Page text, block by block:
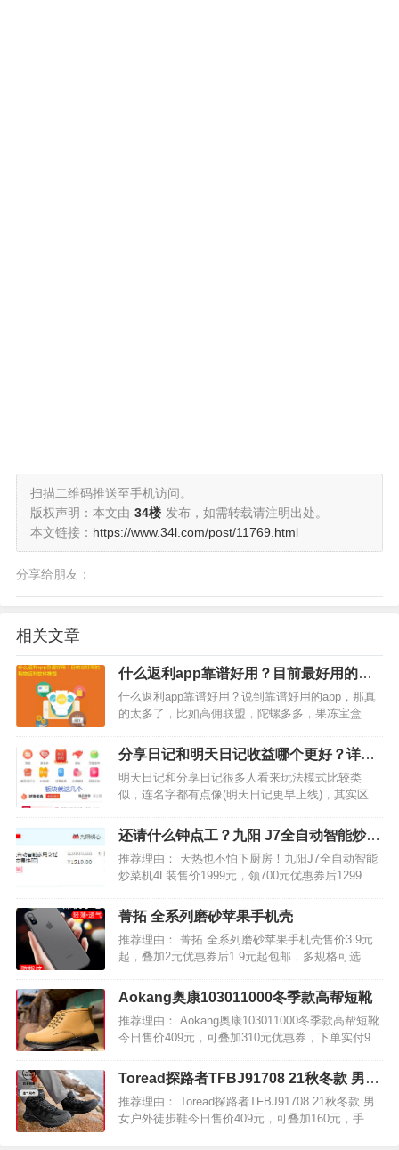
扫描二维码推送至手机访问。
版权声明：本文由 34楼 发布，如需转载请注明出处。
本文链接： https://www.34l.com/post/11769.html
分享给朋友：
相关文章
什么返利app靠谱好用？目前最好用的购
物返利软件推荐
什么返利app靠谱好用？说到靠谱好用的app，那真
的太多了，比如高佣联盟，陀螺多多，果冻宝盒
经常有购物的小伙伴们，记得一定要下载这几款购
物返利软件哦。…
分享日记和明天日记收益哪个更好？详细
分享对比介绍
明天日记和分享日记很多人看来玩法模式比较类
似，连名字都有点像(明天日记更早上线)，其实区别
编就从省钱和赚钱的两个方面，给大家详细分析对
比一下。1、省钱对比省钱的话，其实购物优惠券什
么的所有平台区别…
还请什么钟点工？九阳 J7全自动智能炒菜
机
推荐理由： 天热也不怕下厨房！九阳J7全自动智能
炒菜机4L装售价1999元，领700元优惠券后1299元
年联保，全网最低价。傻瓜式做菜视频在此，每个
男人都可成为家庭煮夫，真的值得买小编已购2…
菁拓 全系列磨砂苹果手机壳
推荐理由： 菁拓 全系列磨砂苹果手机壳售价3.9元
起，叠加2元优惠券后1.9元起包邮，多规格可选。
高透亮，不易发黄，升级镜头保护圈，一体成型，
舒适不刮手！…
Aokang奥康103011000冬季款高帮短靴
推荐理由： Aokang奥康103011000冬季款高帮短靴
今日售价409元，可叠加310元优惠券，下单实付99
层牛皮材质，柔软舒适度高，内部循环透气，长久
穿不臭脚，还有抗菌鞋垫，减少细菌滋生…
Toread探路者TFBJ91708 21秋冬款 男女
户外徒步鞋
推荐理由： Toread探路者TFBJ91708 21秋冬款 男
女户外徒步鞋今日售价409元，可叠加160元，手机